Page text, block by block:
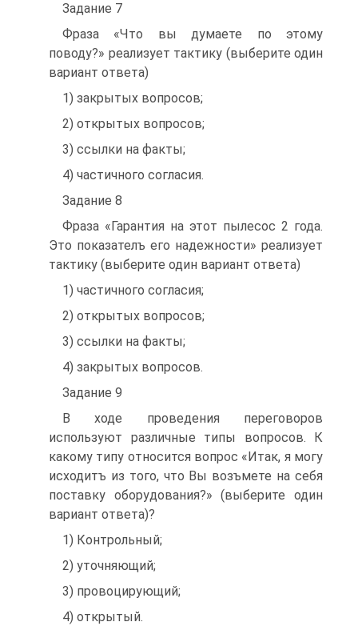
Задание 7
Фраза «Что вы думаете по этому
поводу?» реализует тактику (выберите один
вариант ответа)
1) закрытых вопросов;
2) открытых вопросов;
3) ссылки на факты;
4) частичного согласия.
Задание 8
Фраза «Гарантия на этот пылесос 2 года.
Это показателъ его надежности» реализует
тактику (выберите один вариант ответа)
1) частичного согласия;
2) открытых вопросов;
3) ссылки на факты;
4) закрытых вопросов.
Задание 9
В ходе проведения переговоров
используют различные типы вопросов. К
какому типу относится вопрос «Итак, я могу
исходитъ из того, что Вы возъмете на себя
поставку оборудования?» (выберите один
вариант ответа)?
1) Контрольный;
2) уточняющий;
3) провоцирующий;
4) открытый.